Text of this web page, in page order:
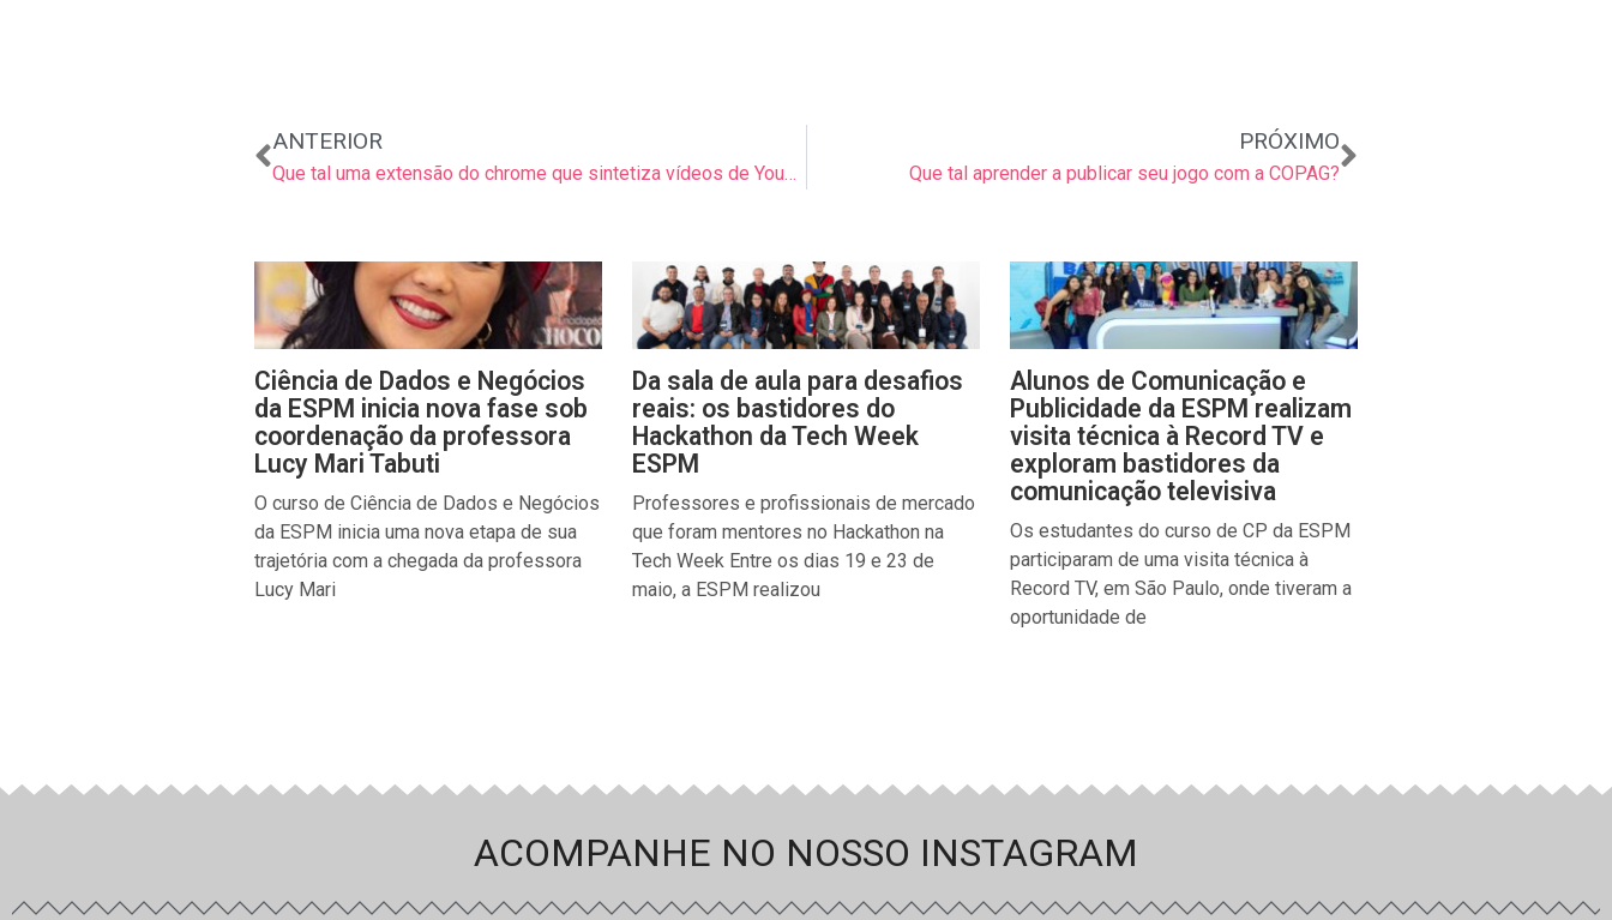
Anterior
ANTERIOR
Que tal uma extensão do chrome que sintetiza vídeos de YouTube com chatGTP?
PRÓXIMO
Que tal aprender a publicar seu jogo com a COPAG?
Próximo
Ciência de Dados e Negócios
da ESPM inicia nova fase sob
coordenação da professora
Lucy Mari Tabuti
O curso de Ciência de Dados e Negócios
da ESPM inicia uma nova etapa de sua
trajetória com a chegada da professora
Lucy Mari
Da sala de aula para desafios
reais: os bastidores do
Hackathon da Tech Week
ESPM
Professores e profissionais de mercado
que foram mentores no Hackathon na
Tech Week Entre os dias 19 e 23 de
maio, a ESPM realizou
Alunos de Comunicação e
Publicidade da ESPM realizam
visita técnica à Record TV e
exploram bastidores da
comunicação televisiva
Os estudantes do curso de CP da ESPM
participaram de uma visita técnica à
Record TV, em São Paulo, onde tiveram a
oportunidade de
ACOMPANHE NO NOSSO INSTAGRAM